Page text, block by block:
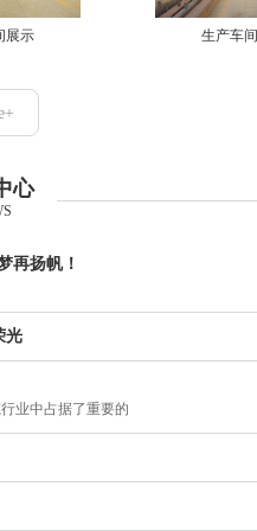
展示 生产车
心
再扬帆！
光
业中占据了重要的